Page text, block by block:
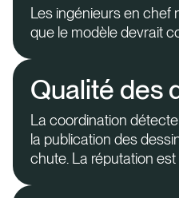
Les ingénieurs en chef
que le modèle devrait
Qualité des
La coordination
la publication des
chute. La réputation est